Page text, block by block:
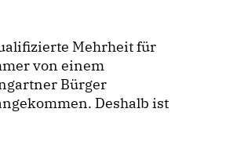
Mehrheit für
von einem
Bürger
Deshalb ist